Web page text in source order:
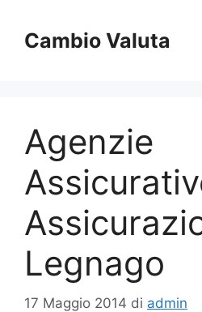
contenuto
Cambio Valuta
Agenzie
Legnago
17 Maggio 2014 di admin